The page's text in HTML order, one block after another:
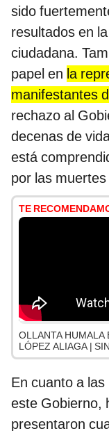
sido
resultados en
ciudadana.
papel en la
manifestantes
rechazo al
decenas de
está
por las
TE
OLLANTA HUMALA
LÓPEZ ALIAGA |
En cuanto a
este Gobierno,
presentaron